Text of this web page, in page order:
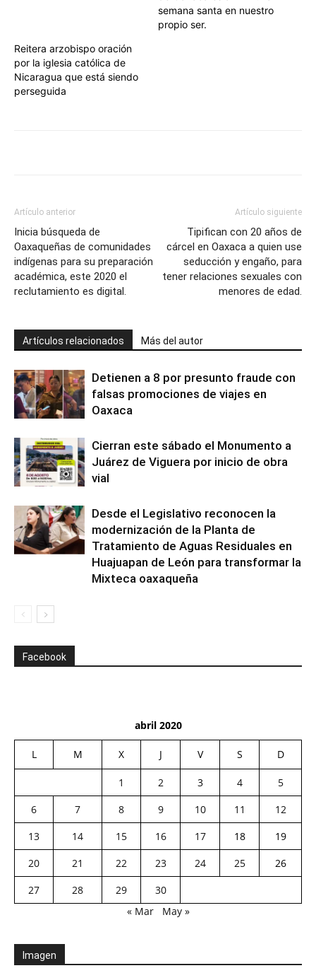
semana santa en nuestro
propio ser.
Reitera arzobispo oración
por la iglesia católica de
Nicaragua que está siendo
perseguida
Artículo anterior
Inicia búsqueda de
Oaxaqueñas de comunidades
indígenas para su preparación
académica, este 2020 el
reclutamiento es digital.
Artículo siguiente
Tipifican con 20 años de
cárcel en Oaxaca a quien use
seducción y engaño, para
tener relaciones sexuales con
menores de edad.
Artículos relacionados Más del autor
Detienen a 8 por presunto fraude con
falsas promociones de viajes en
Oaxaca
Cierran este sábado el Monumento a
Juárez de Viguera por inicio de obra
vial
Desde el Legislativo reconocen la
modernización de la Planta de
Tratamiento de Aguas Residuales en
Huajuapan de León para transformar la
Mixteca oaxaqueña
Facebook
abril 2020
L M X J V S D
1 2 3 4
5
6
7 8 9 10 11
12
13
14 15 16 17 18
19
20
21 22 23 24 25
26
27
28 29
30
« Mar
May »
Imagen